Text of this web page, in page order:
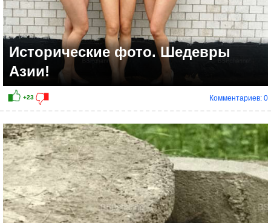
+22
Исторические фото. Шедевры
Азии!
Комментариев: 0